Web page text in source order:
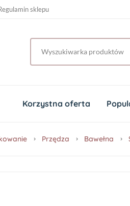
sklepu
Korzystna oferta
Przędza Bawełna